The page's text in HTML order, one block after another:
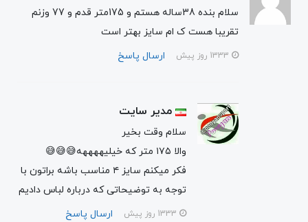
سلام بنده 38ساله هستم و 175متر قدم و 77 وزنم
تقریبا هست ک ام سایز بهتر است
ارسال پاسخ
مدیر سایت
سلام وقت بخیر
والا ۱۷۵ متر که خیلیههههه😅😅😅
فکر میکنم سایز ۴ مناسب باشه براتون با
توجه به توضیحاتی که درباره لباس دادیم
ارسال پاسخ